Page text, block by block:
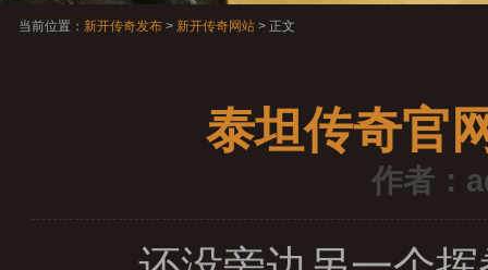
当前位置： 新开传奇发布 > 新开传奇网站 > 正文
泰坦传奇官
作者：